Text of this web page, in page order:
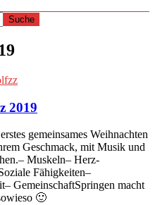
2019
gemeinsames Weihnachten
Geschmack, mit Musik und
Muskeln– Herz-
Fähigkeiten–
GemeinschaftSpringen macht
🙂